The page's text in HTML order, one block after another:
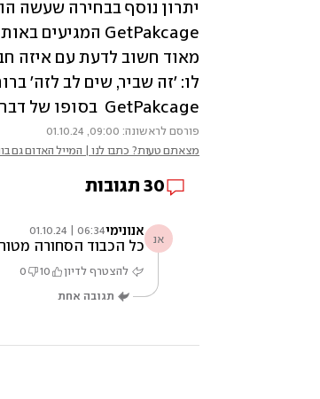
GetPakcage  בסופו של דבר מאוד עזרה לצמיחה של העסק שלי".
פורסם לראשונה: 09:00, 01.10.24
מצאתם טעות? כתבו לנו | המייל האדום גם
30 תגובות
אנ אנונימי06:34 | 01.10.24
כל הכבוד הסחורה
להצטרף לדיון 10
0
תגובה אחת